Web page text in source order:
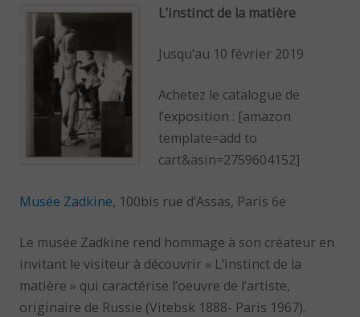
L’instinct de la matière
Jusqu’au 10 février 2019
Achetez le catalogue de
l’exposition : [amazon
template=add to
cart&asin=2759604152]
Musée Zadkine, 100bis rue d’Assas, Paris 6e
Le musée Zadkine rend hommage à son créateur en
invitant le visiteur à découvrir « L’instinct de la
matière » qui caractérise l’oeuvre de l’artiste,
originaire de Russie (Vitebsk 1888- Paris 1967).